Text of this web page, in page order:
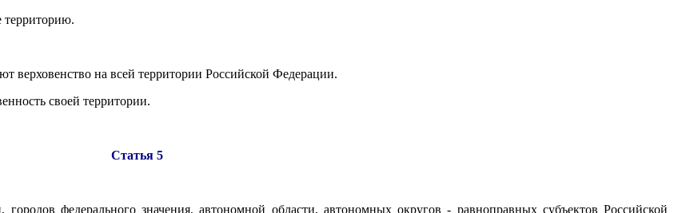
территорию.
верховенство на всей территории Российской Федерации.
своей территории.
Статья 5
городов федерального значения, автономной области, автономных округов - равноправных субъектов Российской